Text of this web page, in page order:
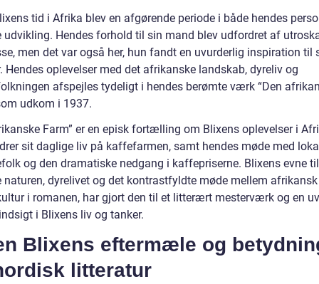
tid i Afrika blev en afgørende periode i både hendes
Hendes forhold til sin mand blev udfordret af
men det var også her, hun fandt en uvurderlig inspiration til
Hendes oplevelser med det afrikanske landskab, dyreliv og
afspejles tydeligt i hendes berømte værk “Den
udkom i 1937.
Farm” er en episk fortælling om Blixens oplevelser i
sit daglige liv på kaffefarmen, samt hendes møde med
og den dramatiske nedgang i kaffepriserne. Blixens evne
naturen, dyrelivet og det kontrastfyldte møde mellem
i romanen, har gjort den til et litterært mesterværk og en
i Blixens liv og tanker.
Blixens eftermæle og
litteratur